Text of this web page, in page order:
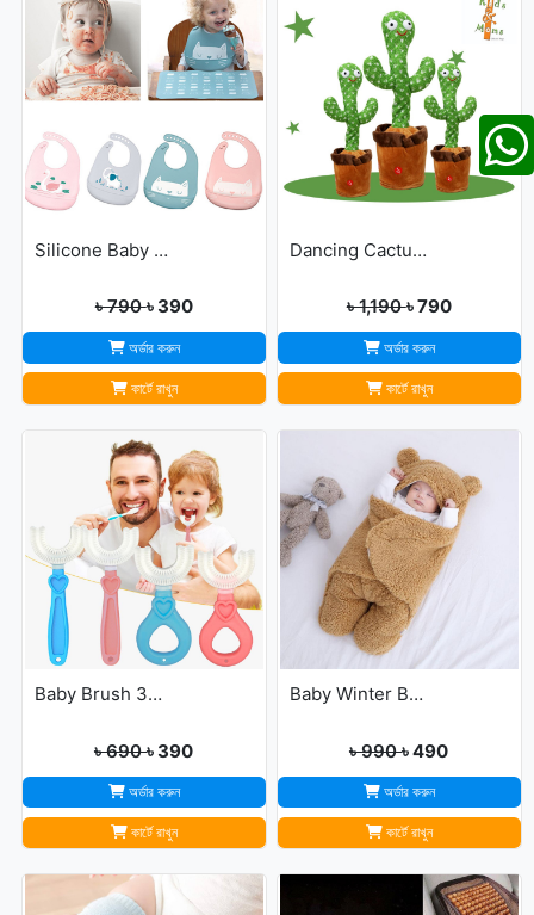
Silicone Baby Bibs
৳ 790৳ 390
অর্ডার করুন
কার্টে রাখুন
Dancing Cactus For Kids
৳ 1,190৳ 790
অর্ডার করুন
কার্টে রাখুন
Baby Brush 360° Kids U-Shaped Toothbrush
৳ 690৳ 390
অর্ডার করুন
কার্টে রাখুন
Baby Winter Blanket Winter Protection Worm Baby Care Blanket For ( 0-1year Babies )
৳ 990৳ 490
অর্ডার করুন
কার্টে রাখুন